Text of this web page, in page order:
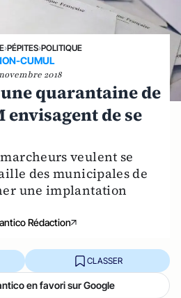
›PÉPITES›POLITIQUE
CUMUL
novembre 2018
quarantaine de
envisagent de se
veulent se
des municipales de
une implantation
Rédaction
CLASSER
en favori sur Google